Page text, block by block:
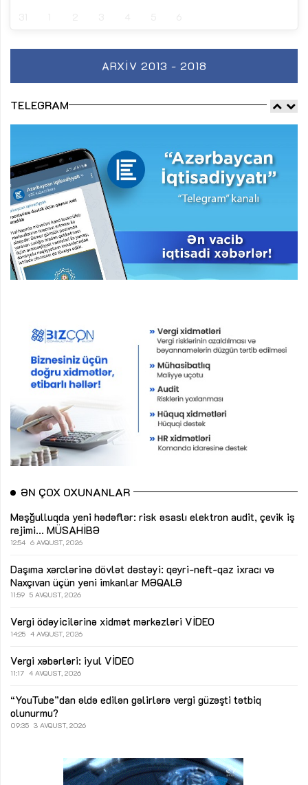
ARXIV 2013 - 2018
TELEGRAM
ƏN ÇOX OXUNANLAR
Məşğulluqda yeni hədəflər: risk əsaslı elektron audit, çevik iş
rejimi... MÜSAHİBƏ
12:54 6 AVQUST, 2026
Daşıma xərclərinə dövlət dəstəyi: qeyri-neft-qaz ixracı və
Naxçıvan üçün yeni imkanlar MƏQALƏ
11:59 5 AVQUST, 2026
Vergi ödəyicilərinə xidmət mərkəzləri VİDEO
14:25 4 AVQUST, 2026
Vergi xəbərləri: iyul VİDEO
11:17 4 AVQUST, 2026
“YouTube”dan əldə edilən gəlirlərə vergi güzəşti tətbiq
olunurmu?
09:35 3 AVQUST, 2026